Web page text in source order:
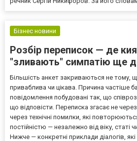
Бізнес новини
Розбір переписок — де
"зливають" симпатію ще
Більшість анкет закриваються не тому,
приваблива чи цікава. Причина частіше
повідомлення побудовані так, що
що відповісти. Переписка згасає не через
через технічні помилки, які
постійністю — незалежно від віку, статі
Нижче — конкретні приклади діалогів,